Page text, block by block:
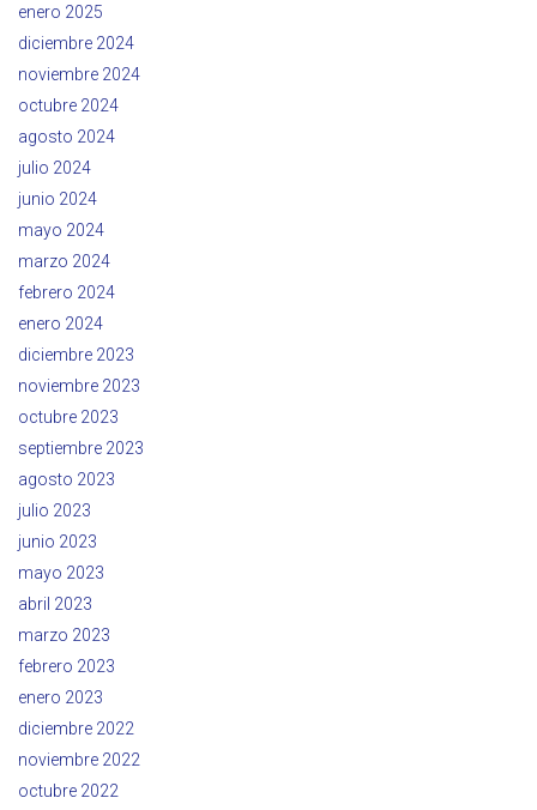
enero 2025
diciembre 2024
noviembre 2024
octubre 2024
agosto 2024
julio 2024
junio 2024
mayo 2024
marzo 2024
febrero 2024
enero 2024
diciembre 2023
noviembre 2023
octubre 2023
septiembre 2023
agosto 2023
julio 2023
junio 2023
mayo 2023
abril 2023
marzo 2023
febrero 2023
enero 2023
diciembre 2022
noviembre 2022
octubre 2022